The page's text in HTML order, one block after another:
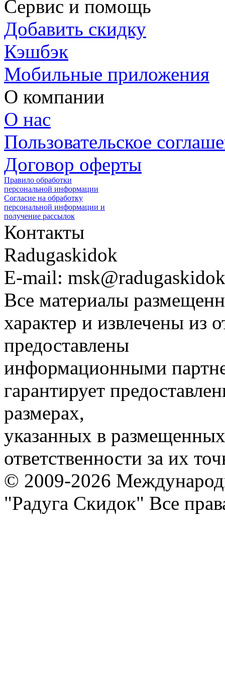
Сервис и помощь
Добавить скидку
Кэшбэк
Мобильные приложения
О компании
О нас
Пользовательское
Договор оферты
Правило обработки
персональной информации
Согласие на обработку
персональной информации и
получение рассылок
Контакты
Radugaskidok
E-mail:
Все материалы
характер и извлечены из
предоставлены
информационными
гарантирует
размерах,
указанных в
ответственности за их
© 2009-2026
"Радуга Скидок" Все